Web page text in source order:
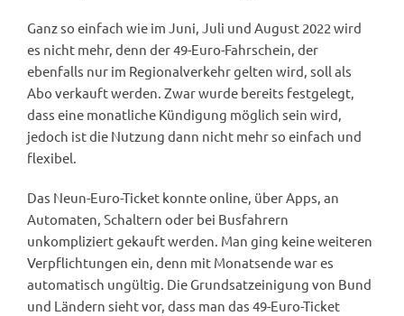
Ganz so einfach wie im Juni, Juli und August 2022 wird
es nicht mehr, denn der 49-Euro-Fahrschein, der
ebenfalls nur im Regionalverkehr gelten wird, soll als
Abo verkauft werden. Zwar wurde bereits festgelegt,
dass eine monatliche Kündigung möglich sein wird,
jedoch ist die Nutzung dann nicht mehr so einfach und
flexibel.
Das Neun-Euro-Ticket konnte online, über Apps, an
Automaten, Schaltern oder bei Busfahrern
unkompliziert gekauft werden. Man ging keine weiteren
Verpflichtungen ein, denn mit Monatsende war es
automatisch ungültig. Die Grundsatzeinigung von Bund
und Ländern sieht vor, dass man das 49-Euro-Ticket